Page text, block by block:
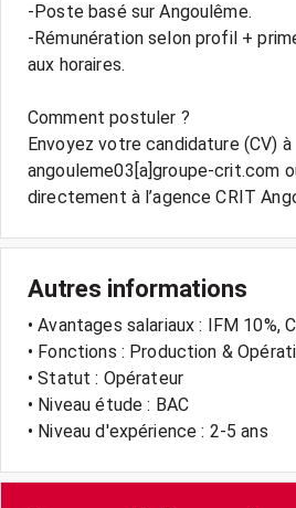
-Poste basé sur Angoulême.
-Rémunération selon profil +
aux horaires.
Comment postuler ?
Envoyez votre candidature (CV) à
angouleme03[a]groupe-crit.com
directement à l’agence CRIT
Autres informations
• Avantages salariaux : IFM 10%,
• Fonctions : Production &
• Statut : Opérateur
• Niveau étude : BAC
• Niveau d'expérience : 2-5 ans